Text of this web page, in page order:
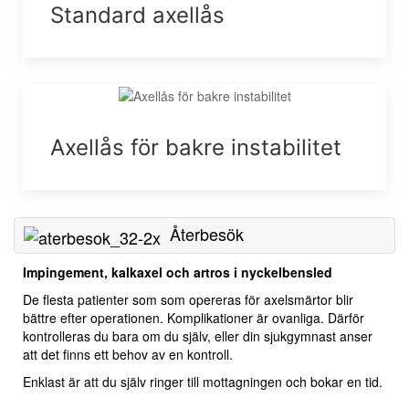
Standard axellås
Axellås för bakre instabilitet
Återbesök
Impingement, kalkaxel och artros i nyckelbensled
De flesta patienter som som opereras för axelsmärtor blir
bättre efter operationen. Komplikationer är ovanliga. Därför
kontrolleras du bara om du själv, eller din sjukgymnast anser
att det finns ett behov av en kontroll.
Enklast är att du själv ringer till mottagningen och bokar en tid.